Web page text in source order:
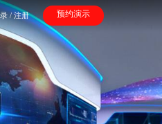
/ 注册 预约演示